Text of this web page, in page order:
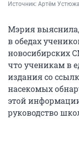
Источник: Артём
Мэрия выяснила,
в обедах
новосибирских
что ученикам в
издания со
насекомых
этой
руководство